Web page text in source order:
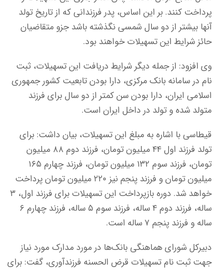
پرداخت کنند. بر این اساس، پدر فرزندانی که از تاریخ تولد
آنها بیشتر از دو سال شمسی نگذشته باشد جزو متقاضیان
حائز شرایط این تسهیلات خواهند بود.
وی افزود: از جمله دیگر شرایط دریافت این تسهیلات، ثبت
نام در سامانه بانک مرکزی، دارا بودن تابعیت کشور جمهوری
اسلامی ایران، دارا بودن سن کمتر از دو سال برای فرزند
متولد شده و تولد در داخل ایران است.
قیطاسی با اشاره به مبلغ این تسهیلات، بیان داشت: برای
تولد فرزند اول ۴۴ میلیون تومان، فرزند دوم ۸۸ میلیون
تومان، فرزند سوم ۱۳۲ میلیون تومان، فرزند چهارم ۱۶۵
میلیون تومان و فرزند پنجم نیز ۲۲۰ میلیون تومان پرداخت
خواهد شد. دوره بازپرداخت این تسهیلات برای فرزند اول، ۳
ساله، فرزند دوم ۴ ساله، فرزند سوم ۵ ساله، فرزند چهارم ۶
ساله و فرزند پنجم ۷ ساله است.
دبیرکل شورای هماهنگی بانک‌ها در مورد مدارک مورد نیاز
جهت ثبت نام تسهیلات قرض الحسنه فرزندآوری، گفت: برای